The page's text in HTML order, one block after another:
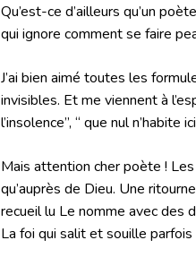
Qu’est-ce d’ailleurs qu’un
qui ignore comment se faire
J’ai bien aimé toutes les
invisibles. Et me viennent à
l’insolence”, “ que nul n’habite
Mais attention cher poète !
qu’auprès de Dieu. Une
recueil lu Le nomme avec des
La foi qui salit et souille